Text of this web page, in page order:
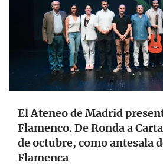
El Ateneo de Madrid
Flamenco. De Ronda a
de octubre, como antesala
Flamenca